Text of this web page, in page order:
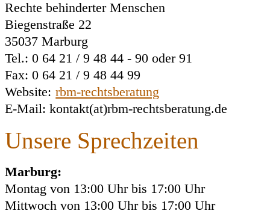
Rechte behinderter Menschen
Biegenstraße 22
35037 Marburg
Tel.: 0 64 21 / 9 48 44 - 90 oder 91
Fax: 0 64 21 / 9 48 44 99
Website: rbm-rechtsberatung
E-Mail: kontakt(at)rbm-rechtsberatung.de
Unsere Sprechzeiten
Marburg:
Montag von 13:00 Uhr bis 17:00 Uhr
Mittwoch von 13:00 Uhr bis 17:00 Uhr